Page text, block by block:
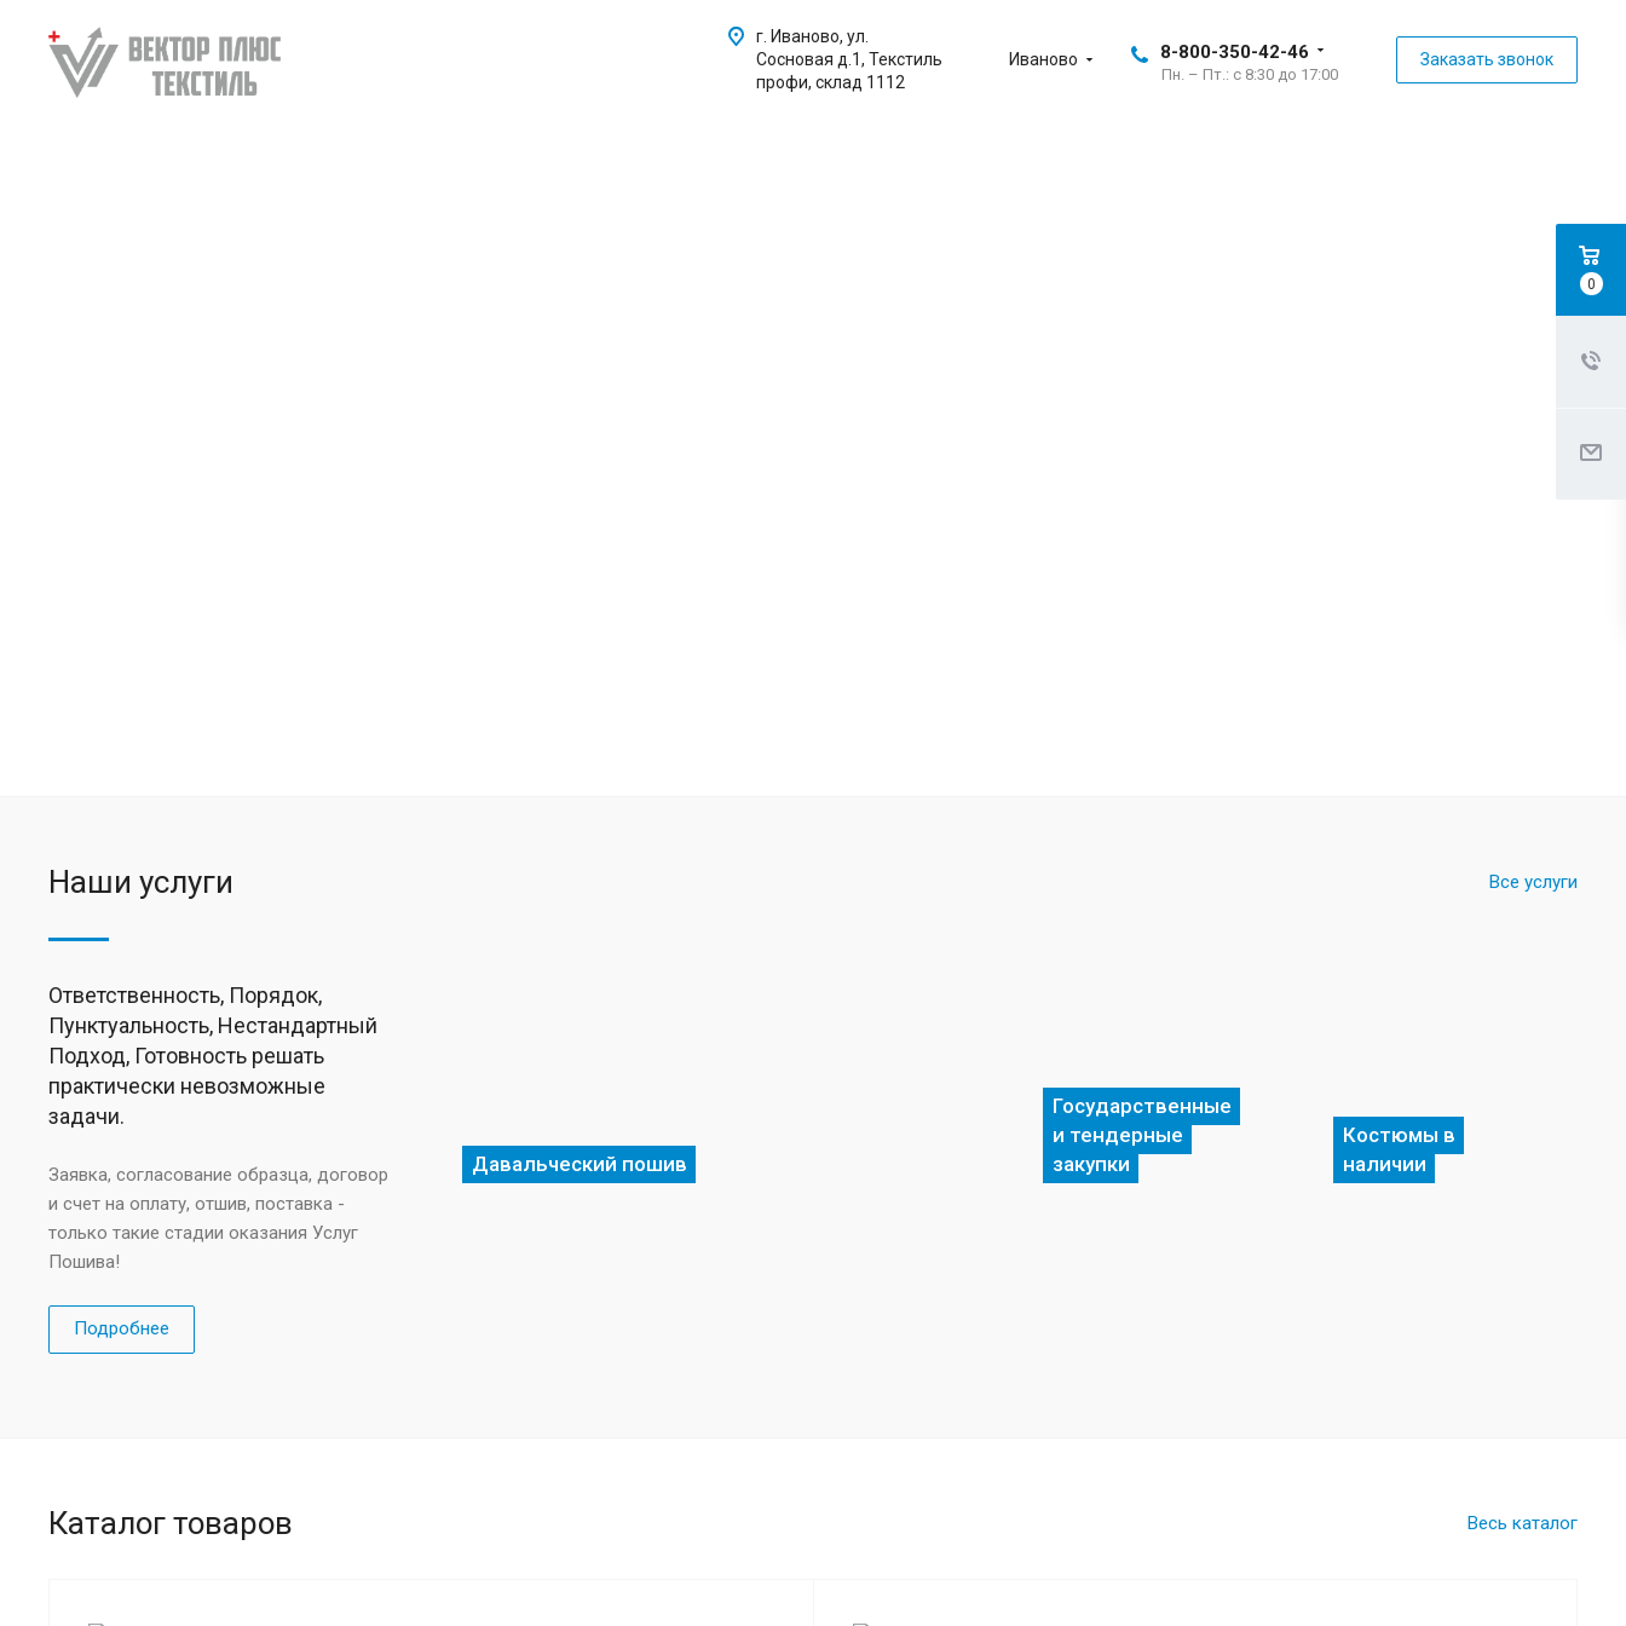
Иваново 8-800-350-42-46
Пн. – Пт.: с 8:30 до 17:00
Заказать звонок
г. Иваново, ул.
Сосновая д.1, Текстиль
профи, склад 1112
Все услуги
Наши услуги
Ответственность, Порядок,
Пунктуальность, Нестандартный
Подход, Готовность решать
практически невозможные
задачи.
Заявка, согласование образца, договор
и счет на оплату, отшив, поставка -
только такие стадии оказания Услуг
Пошива!
Подробнее
Давальческий пошив
Государственные
и тендерные
закупки
Костюмы в
наличии
Весь каталог
Каталог товаров
0